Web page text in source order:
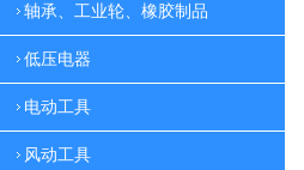
轴承、工业轮、橡胶制品
低压电器
电动工具
风动工具